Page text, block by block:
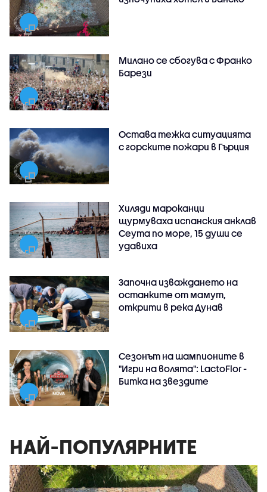
Милано се сбогува с Франко
Барези
Остава тежка ситуацията
с горските пожари в Гърция
Хиляди мароканци
щурмуваха испанския анклав
Сеута по море, 15 души се
удавиха
Започна изваждането на
останките от мамут,
открити в река Дунав
Сезонът на шампионите в
"Игри на волята": LactoFlor -
Битка на звездите
НАЙ-ПОПУЛЯРНИТЕ